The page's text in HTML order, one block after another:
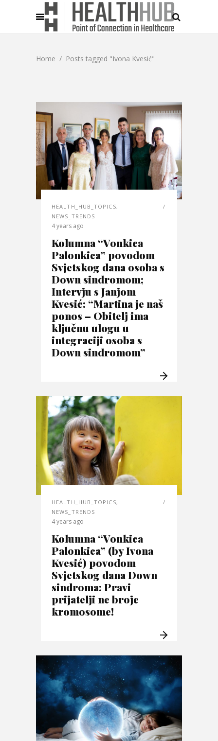
Home / Posts tagged "Ivona Kvesić"
HEALTH_HUB_TOPICS,
NEWS_TRENDS
4 years ago
Kolumna “Vonkica
Palonkica” povodom
Svjetskog dana osoba s
Down sindromom;
Intervju s Janjom
Kvesić: “Martina je naš
ponos – Obitelj ima
ključnu ulogu u
integraciji osoba s
Down sindromom”
HEALTH_HUB_TOPICS,
NEWS_TRENDS
4 years ago
Kolumna “Vonkica
Palonkica” (by Ivona
Kvesić) povodom
Svjetskog dana Down
sindroma: Pravi
prijatelji ne broje
kromosome!